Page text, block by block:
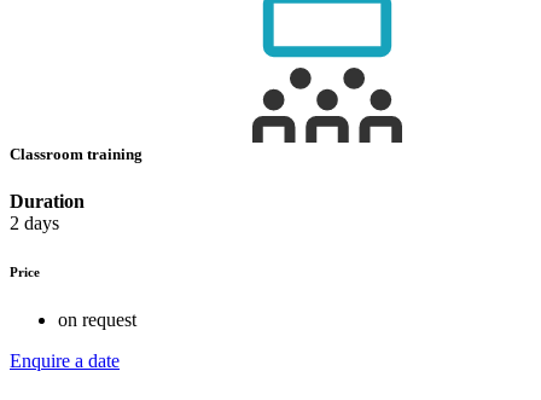
Classroom training
Duration
2 days
Price
on request
Enquire a date